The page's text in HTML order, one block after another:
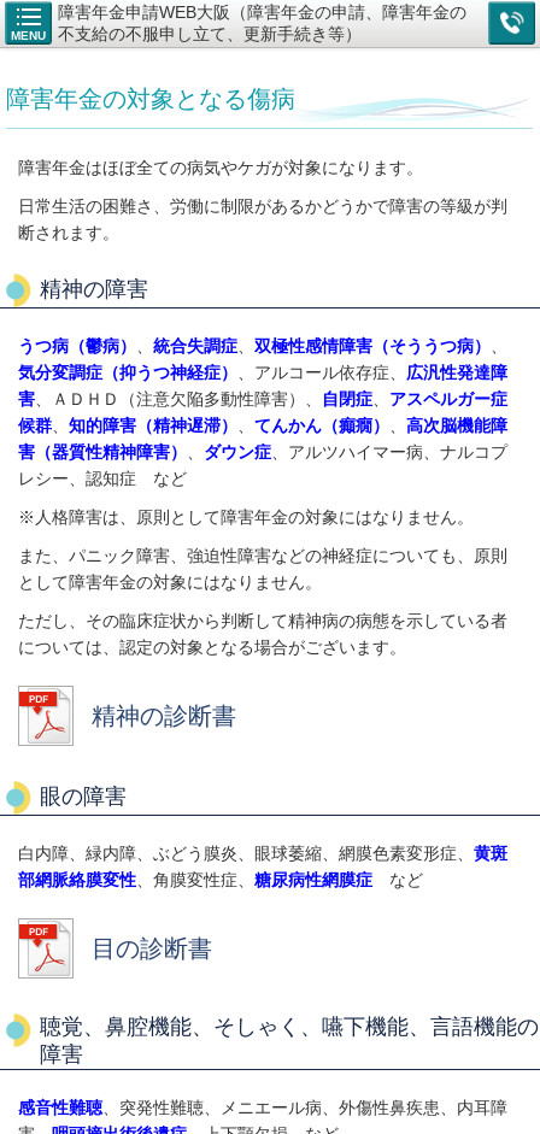
MENU
障害年金申請WEB大阪（障害年金の申請、障害年金の
不支給の不服申し立て、更新手続き等）
障害年金の対象となる傷病
障害年金はほぼ全ての病気やケガが対象になります。
日常生活の困難さ、労働に制限があるかどうかで障害の等級が判
断されます。
精神の障害
うつ病（鬱病） 統合失調症 双極性感情障害（そううつ病）
気分変調症（抑うつ神経症）
、アルコール依存症、 広汎性発達障
害 、ＡＤＨＤ（注意欠陥多動性障害）、 自閉症
アスペルガー症
候群
知的障害（精神遅滞） てんかん（癲癇）
高次脳機能障
害（器質性精神障害）
ダウン症 、アルツハイマー病、ナルコプ
レシー、認知症 など
※人格障害は、原則として障害年金の対象にはなりません。
また、パニック障害、強迫性障害などの神経症についても、原則
として障害年金の対象にはなりません。
ただし、その臨床症状から判断して精神病の病態を示している者
については、認定の対象となる場合がございます。
精神の診断書
眼の障害
白内障、緑内障、ぶどう膜炎、眼球萎縮、網膜色素変形症、 黄斑
部網脈絡膜変性 、角膜変性症、 糖尿病性網膜症 など
目の診断書
聴覚、鼻腔機能、そしゃく、嚥下機能、言語機能の
障害
感音性難聴 、突発性難聴、メニエール病、外傷性鼻疾患、内耳障